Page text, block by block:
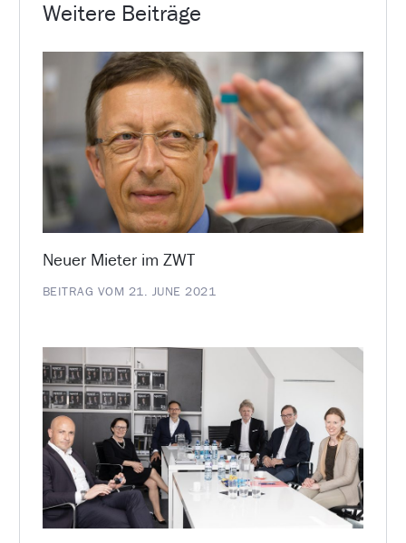
Weitere Beiträge
Neuer Mieter im ZWT
BEITRAG VOM 21. JUNE 2021